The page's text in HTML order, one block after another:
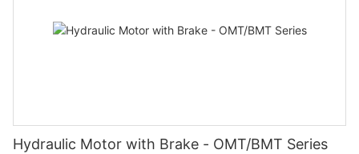
Hydraulic Motor with Brake - OMT/BMT Series